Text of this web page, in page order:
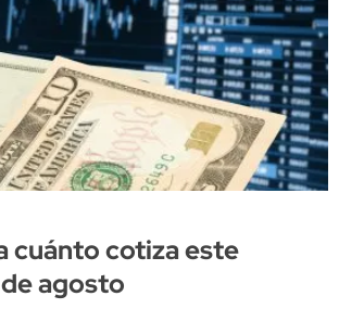
cuánto cotiza este
agosto